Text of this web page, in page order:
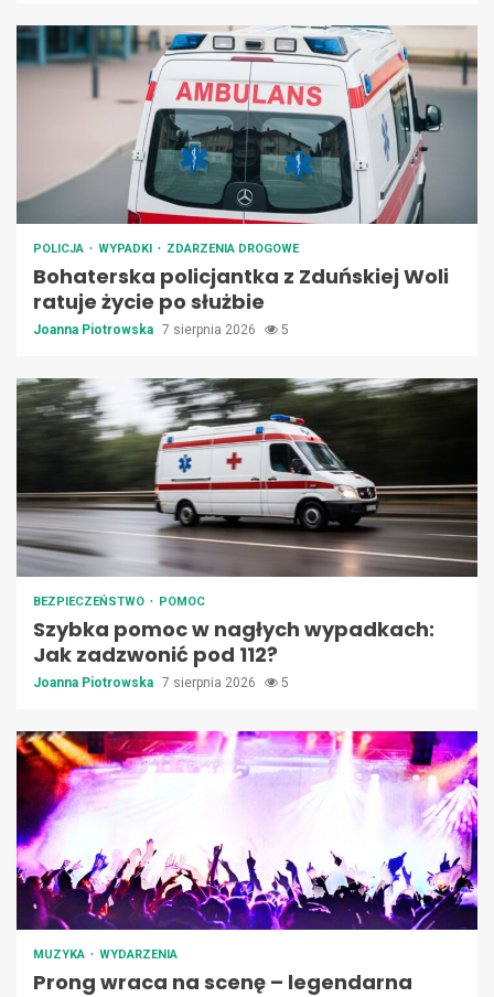
POLICJA WYPADKI ZDARZENIA DROGOWE
Bohaterska policjantka z Zduńskiej Woli
ratuje życie po służbie
Joanna Piotrowska 7 sierpnia 2026 5
BEZPIECZEŃSTWO POMOC
Szybka pomoc w nagłych wypadkach:
Jak zadzwonić pod 112?
Joanna Piotrowska 7 sierpnia 2026 5
MUZYKA WYDARZENIA
Prong wraca na scenę – legendarna